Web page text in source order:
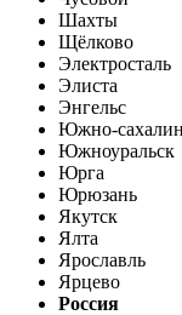
Шахты
Щёлково
Электросталь
Элиста
Энгельс
Южно-
Южноуральск
Юрга
Юрюзань
Якутск
Ялта
Ярославль
Ярцево
Россия